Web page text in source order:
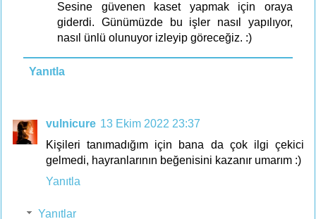
Sesine güvenen kaset yapmak için oraya
giderdi. Günümüzde bu işler nasıl yapılıyor,
nasıl ünlü olunuyor izleyip göreceğiz. :)
Yanıtla
vulnicure 13 Ekim 2022 23:37
Kişileri tanımadığım için bana da çok ilgi çekici
gelmedi, hayranlarının beğenisini kazanır umarım :)
Yanıtla
Yanıtlar